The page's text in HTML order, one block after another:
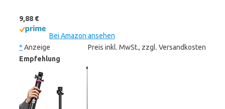
9,88 €
Bei Amazon ansehen
* Anzeige
Preis inkl. MwSt., zzgl. Versandkosten
Empfehlung